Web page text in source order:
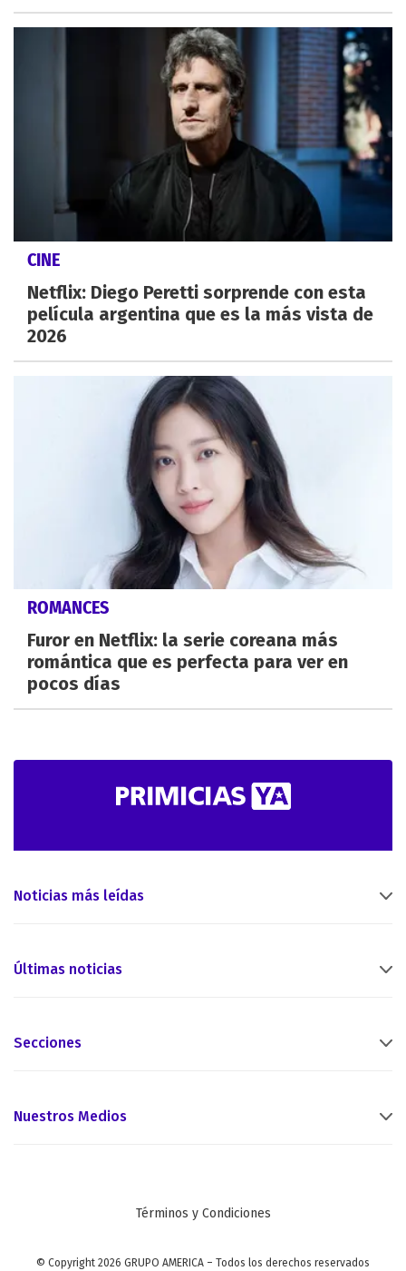
CINE
Netflix: Diego Peretti sorprende con esta
película argentina que es la más vista de
2026
ROMANCES
Furor en Netflix: la serie coreana más
romántica que es perfecta para ver en
pocos días
Noticias más leídas
Últimas noticias
Secciones
Nuestros Medios
Términos y Condiciones
© Copyright 2026 GRUPO AMERICA – Todos los derechos reservados